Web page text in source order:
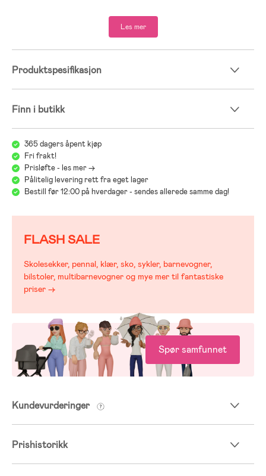
som passer akkurat deg og ditt barns behov, og at det iblant blir veldig
Jollyrooms Barnevognsguide
Les mer
Produktspesifikasjon
Finn i butikk
365 dagers åpent kjøp
Fri frakt!
Prisløfte - les mer ->
Pålitelig levering rett fra eget lager
Bestill før 12:00 på hverdager - sendes allerede samme dag!
FLASH SALE
Skolesekker, pennal, klær, sko, sykler, barnevogner,
bilstoler, multibarnevogner og mye mer til fantastiske
priser →
Spør samfunnet
Kundevurderinger
Prishistorikk